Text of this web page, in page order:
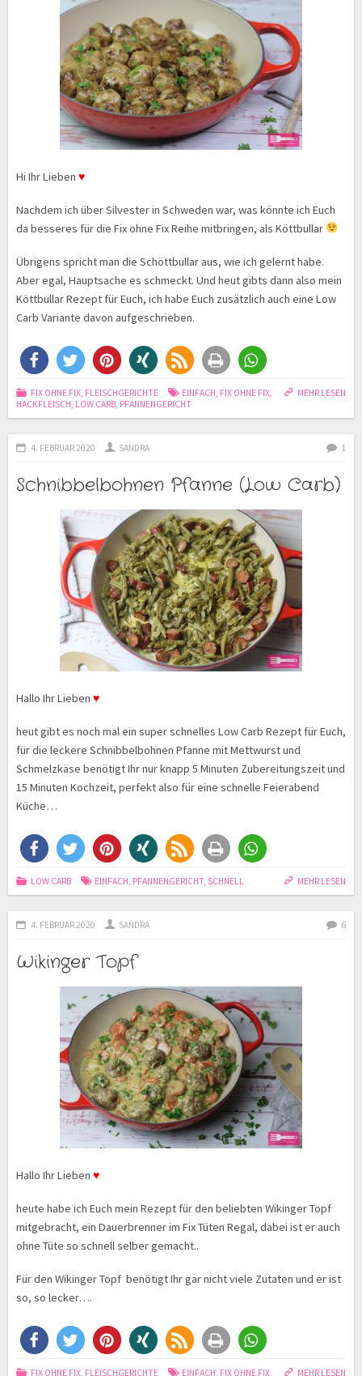
Hi Ihr Lieben ♥
Nachdem ich über Silvester in Schweden war, was könnte ich Euch
da besseres für die Fix ohne Fix Reihe mitbringen, als Köttbullar
Übrigens spricht man die Schöttbullar aus, wie ich gelernt habe.
Aber egal, Hauptsache es schmeckt. Und heut gibts dann also mein
Köttbullar Rezept für Euch, ich habe Euch zusätzlich auch eine Low
Carb Variante davon aufgeschrieben.
MEHR LESEN
FIX OHNE FIX, FLEISCHGERICHTE EINFACH, FIX OHNE FIX,
HACKFLEISCH, LOW CARB, PFANNENGERICHT
4. FEBRUAR 2020 SANDRA 1
Schnibbelbohnen Pfanne (Low Carb)
Hallo Ihr Lieben ♥
heut gibt es noch mal ein super schnelles Low Carb Rezept für Euch,
für die leckere Schnibbelbohnen Pfanne mit Mettwurst und
Schmelzkäse benötigt Ihr nur knapp 5 Minuten Zubereitungszeit und
15 Minuten Kochzeit, perfekt also für eine schnelle Feierabend
Küche…
MEHR LESEN
LOW CARB EINFACH, PFANNENGERICHT, SCHNELL
4. FEBRUAR 2020 SANDRA 6
Wikinger Topf
Hallo Ihr Lieben ♥
heute habe ich Euch mein Rezept für den beliebten Wikinger Topf
mitgebracht, ein Dauerbrenner im Fix Tüten Regal, dabei ist er auch
ohne Tüte so schnell selber gemacht..
Für den Wikinger Topf benötigt Ihr gar nicht viele Zutaten und er ist
so, so lecker….
MEHR LESEN
FIX OHNE FIX, FLEISCHGERICHTE EINFACH, FIX OHNE FIX,